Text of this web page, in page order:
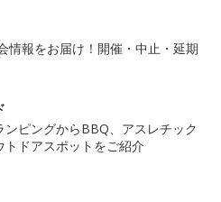
情報をお届け！開催・中止・延期
ンピングからBBQ、アスレチック
トドアスポットをご紹介